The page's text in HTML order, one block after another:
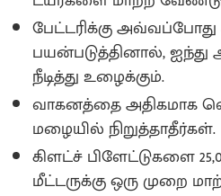
பேட்டரிக்கு அவ்வப்போது
பயன்படுத்தினால்,
நீடித்து உழைக்கும்.
வாகனத்தை அதிகமாக
மழையில் நிறுத்தாதீர்கள்.
கிளட்ச் பிளேட்டுகளை
மீட்டருக்கு ஒரு முறை